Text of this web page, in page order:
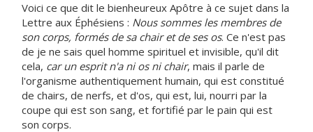
Voici ce que dit le bienheureux Apôtre à ce sujet dans la
Lettre aux Éphésiens : Nous sommes les membres de
son corps, formés de sa chair et de ses os. Ce n'est pas
de je ne sais quel homme spirituel et invisible, qu'il dit
cela, car un esprit n'a ni os ni chair, mais il parle de
l'organisme authentiquement humain, qui est constitué
de chairs, de nerfs, et d'os, qui est, lui, nourri par la
coupe qui est son sang, et fortifié par le pain qui est
son corps.